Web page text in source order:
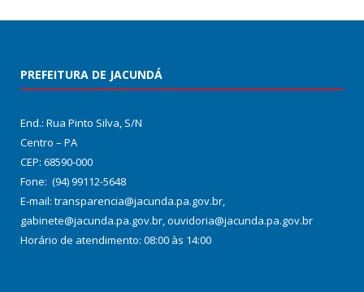
PREFEITURA DE JACUNDÁ
End.: Rua Pinto Silva, S/N
Centro – PA
CEP: 68590-000
Fone: (94) 99112-5648
E-mail: transparencia@jacunda.pa.gov.br,
gabinete@jacunda.pa.gov.br, ouvidoria@jacunda.pa.gov.br
Horário de atendimento: 08:00 às 14:00